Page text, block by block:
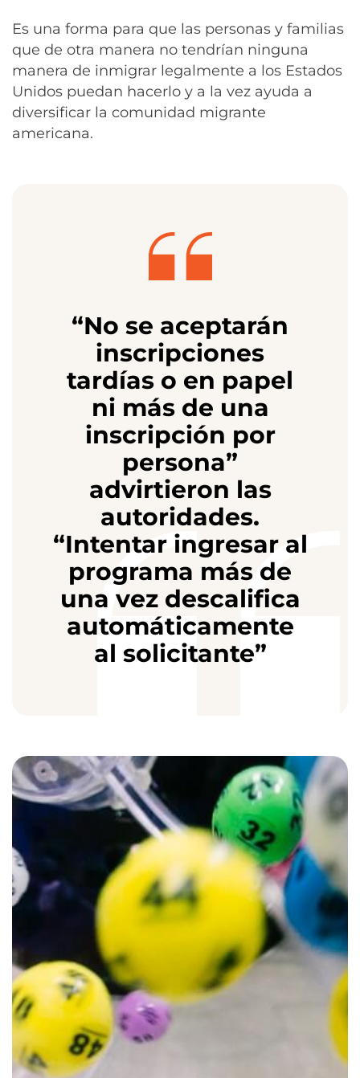
Es una forma para que las personas y familias
que de otra manera no tendrían ninguna
manera de inmigrar legalmente a los Estados
Unidos puedan hacerlo y a la vez ayuda a
diversificar la comunidad migrante
americana.
“No se aceptarán
inscripciones
tardías o en papel
ni más de una
inscripción por
persona”
advirtieron las
autoridades.
“Intentar ingresar al
programa más de
una vez descalifica
automáticamente
al solicitante”